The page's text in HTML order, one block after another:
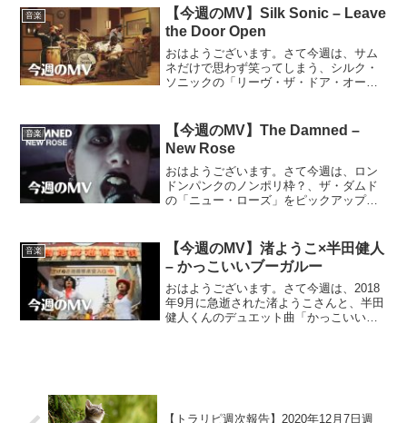
ッコつけのキース・リチャーズ、一番ダ
サいけど一番ロックンロー...
音楽
【今週のMV】Silk Sonic – Leave
the Door Open
おはようございます。さて今週は、サム
ネだけで思わず笑ってしまう、シルク・
ソニックの「リーヴ・ザ・ドア・オープ
璧なまでの優男っぷりがなんともウザい
（笑）ブルーノ・マーズ、ニ...
音楽
【今週のMV】The Damned –
New Rose
おはようございます。さて今週は、ロン
ドンパンクのノンポリ枠？、ザ・ダムド
の「ニュー・ローズ」をピックアップ。
ス・ピストルズと比べると、ルックスも
含めて、どうにもB級的なノ...
音楽
【今週のMV】渚ようこ×半田健人
– かっこいいブーガルー
おはようございます。さて今週は、2018
年9月に急逝された渚ようこさんと、半田
健人くんのデュエット曲「かっこいいブ
【トラリピ週次報告】2020年12月7日週